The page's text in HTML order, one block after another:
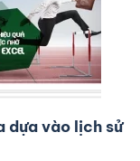
dựa vào lịch sử